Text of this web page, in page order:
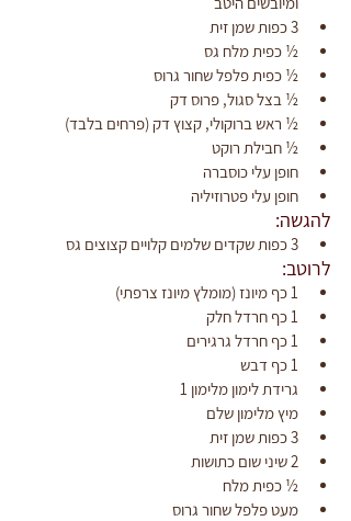
3 כפות שמן זית
½ כפית מלח גס
½ כפית פלפל שחור גרוס
½ בצל סגול, פרוס דק
½ ראש ברוקולי, קצוץ דק (פרחים בלבד)
½ חבילת רוקט
חופן עלי כוסברה
חופן עלי פטרוזיליה
להגשה:
3 כפות שקדים שלמים קלויים קצוצים גס
לרוטב:
1 כף מיונז (מומלץ מיונז צרפתי)
1 כף חרדל חלק
1 כף חרדל גרגירים
1 כף דבש
גרידת לימון מלימון 1
מיץ מלימון שלם
3 כפות שמן זית
2 שיני שום כתושות
½ כפית מלח
מעט פלפל שחור גרוס